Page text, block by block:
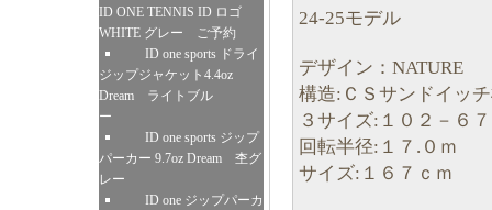
ID ONE TENNIS ID ロゴ
WHITE グレー ご予約
ID one sports ドライ
ジップジャケット4.4oz
Dream ライトブル
ー
ID one sports ジップ
パーカー 9.7oz Dream 杢グ
レー
ID one ジップパーカ
24-25モデル
デザイン：NATURE
構造:ＣＳサンドイッ
３サイズ:１０２－６
回転半径:１７.０ｍ
サイズ:１６７ｃｍ